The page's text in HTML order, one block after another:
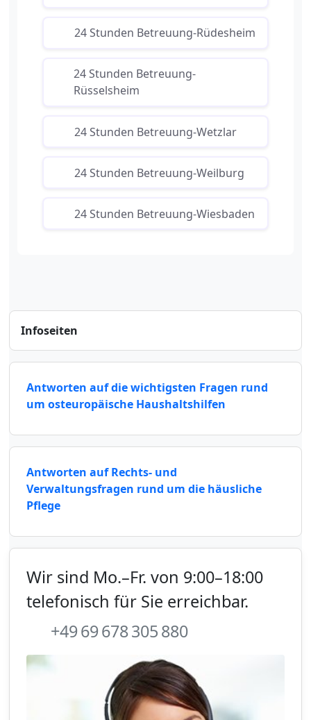
24 Stunden Betreuung-Rüdesheim
24 Stunden Betreuung-
Rüsselsheim
24 Stunden Betreuung-Wetzlar
24 Stunden Betreuung-Weilburg
24 Stunden Betreuung-Wiesbaden
Infoseiten
Antworten auf die wichtigsten Fragen rund
um osteuropäische Haushaltshilfen
Antworten auf Rechts- und
Verwaltungsfragen rund um die häusliche
Pflege
Wir sind Mo.–Fr. von 9:00–18:00
telefonisch für Sie erreichbar.
+49 69 678 305 880